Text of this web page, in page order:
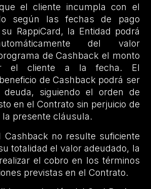
el cliente incumpla con el
según las fechas de pago
RappiCard, la Entidad podrá
del valor
de Cashback el monto
el cliente a la fecha. El
de Cashback podrá ser
siguiendo el orden de
en el Contrato sin perjuicio de
presente cláusula.
Cashback no resulte suficiente
totalidad el valor adeudado, la
el cobro en los términos
previstas en el Contrato.